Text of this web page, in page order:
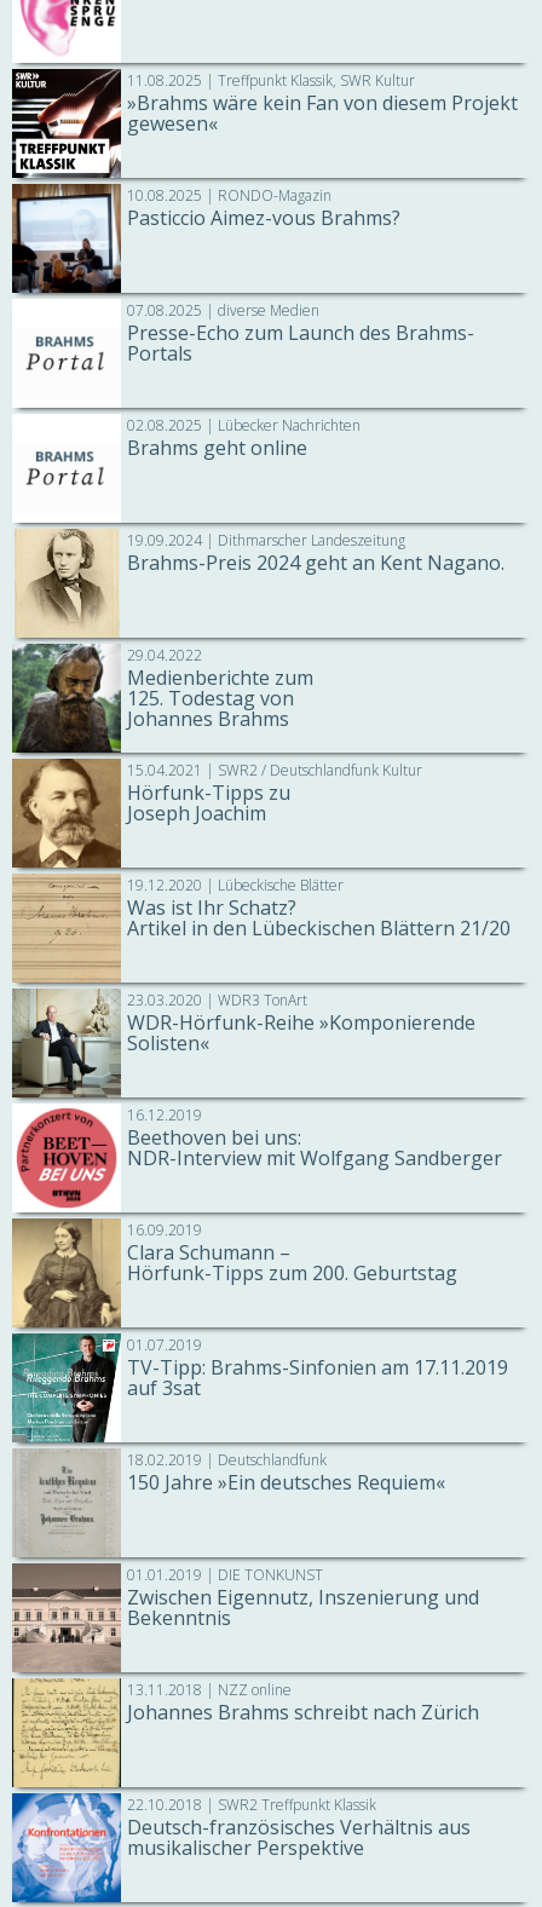
11.08.2025 | Treffpunkt Klassik, SWR Kultur
»Brahms wäre kein Fan von diesem Projekt
gewesen«
10.08.2025 | RONDO-Magazin
Pasticcio Aimez-vous Brahms?
07.08.2025 | diverse Medien
Presse-Echo zum Launch des Brahms-
Portals
02.08.2025 | Lübecker Nachrichten
Brahms geht online
19.09.2024 | Dithmarscher Landeszeitung
Brahms-Preis 2024 geht an Kent Nagano.
29.04.2022
Medienberichte zum
125. Todestag von
Johannes Brahms
15.04.2021 | SWR2 / Deutschlandfunk Kultur
Hörfunk-Tipps zu
Joseph Joachim
19.12.2020 | Lübeckische Blätter
Was ist Ihr Schatz?
Artikel in den Lübeckischen Blättern 21/20
23.03.2020 | WDR3 TonArt
WDR-Hörfunk-Reihe »Komponierende
Solisten«
16.12.2019
Beethoven bei uns:
NDR-Interview mit Wolfgang Sandberger
16.09.2019
Clara Schumann –
Hörfunk-Tipps zum 200. Geburtstag
01.07.2019
TV-Tipp: Brahms-Sinfonien am 17.11.2019
auf 3sat
18.02.2019 | Deutschlandfunk
150 Jahre »Ein deutsches Requiem«
01.01.2019 | DIE TONKUNST
Zwischen Eigennutz, Inszenierung und
Bekenntnis
13.11.2018 | NZZ online
Johannes Brahms schreibt nach Zürich
22.10.2018 | SWR2 Treffpunkt Klassik
Deutsch-französisches Verhältnis aus
musikalischer Perspektive